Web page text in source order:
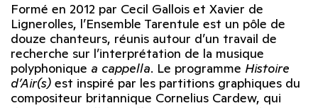
Formé en 2012 par Cecil Gallois et Xavier de
Lignerolles, l’Ensemble Tarentule est un pôle de
douze chanteurs, réunis autour d’un travail de
recherche sur l’interprétation de la musique
polyphonique a cappella. Le programme Histoire
d’Air(s) est inspiré par les partitions graphiques du
compositeur britannique Cornelius Cardew, qui